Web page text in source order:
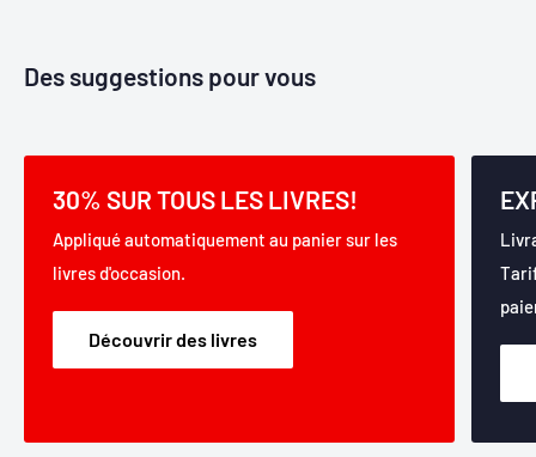
Des suggestions pour vous
30% SUR TOUS LES LIVRES!
Appliqué automatiquement au panier sur les
livres d'occasion.
Découvrir des livres